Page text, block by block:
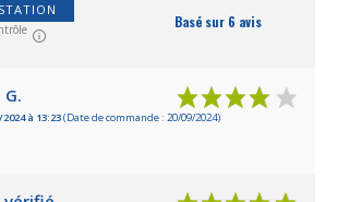
Basé sur 6 avis
G.
à 13:23(Date de commande : 20/09/2024)